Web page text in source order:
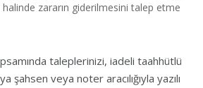
halinde zararın giderilmesini talep etme
taleplerinizi, iadeli taahhütlü
şahsen veya noter aracılığıyla yazılı